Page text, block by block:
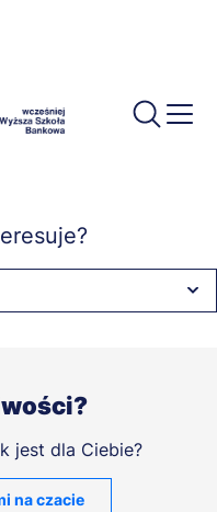
jest dla Ciebie?
na czacie